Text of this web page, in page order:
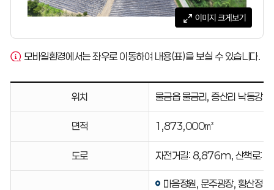
모바일환경에서는 좌우로 이동하여 내용(표)을 보실 수 있습니다.
위치 물금읍 물금리, 증산리 낙동강
면적 1,873,000㎡
도로 자전거길: 8,876m, 산책로:
마음정원, 문주광장, 황산정